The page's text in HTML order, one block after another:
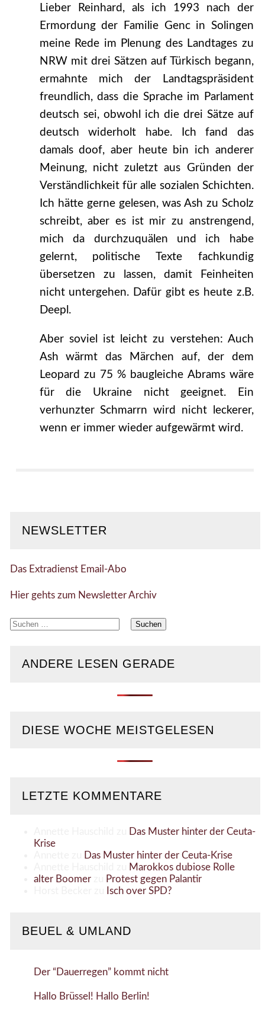
Lieber Reinhard, als ich 1993 nach der
Ermordung der Familie Genc in Solingen
meine Rede im Plenung des Landtages zu
NRW mit drei Sätzen auf Türkisch begann,
ermahnte mich der Landtagspräsident
freundlich, dass die Sprache im Parlament
deutsch sei, obwohl ich die drei Sätze auf
deutsch widerholt habe. Ich fand das
damals doof, aber heute bin ich anderer
Meinung, nicht zuletzt aus Gründen der
Verständlichkeit für alle sozialen Schichten.
Ich hätte gerne gelesen, was Ash zu Scholz
schreibt, aber es ist mir zu anstrengend,
mich da durchzuquälen und ich habe
gelernt, politische Texte fachkundig
übersetzen zu lassen, damit Feinheiten
nicht untergehen. Dafür gibt es heute z.B.
Deepl.
Aber soviel ist leicht zu verstehen: Auch
Ash wärmt das Märchen auf, der dem
Leopard zu 75 % baugleiche Abrams wäre
für die Ukraine nicht geeignet. Ein
verhunzter Schmarrn wird nicht leckerer,
wenn er immer wieder aufgewärmt wird.
NEWSLETTER
Das Extradienst Email-Abo
Hier gehts zum Newsletter Archiv
Suchen
ANDERE LESEN GERADE
DIESE WOCHE MEISTGELESEN
LETZTE KOMMENTARE
Das Muster hinter der Ceuta-
Krise
Das Muster hinter der Ceuta-Krise
Marokkos dubiose Rolle
alter Boomerzu
Protest gegen Palantir
Isch over SPD?
BEUEL & UMLAND
Der “Dauerregen” kommt nicht
Hallo Brüssel! Hallo Berlin!